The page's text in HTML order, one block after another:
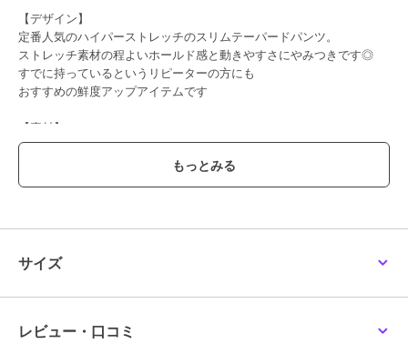
【デザイン】
定番人気のハイパーストレッチのスリムテーパードパンツ。
ストレッチ素材の程よいホールド感と動きやすさにやみつきです◎
すでに持っているというリピーターの方にも
おすすめの鮮度アップアイテムです
【素材】
・ストレッチが効いた伸縮性のある素材
・ご自宅の洗濯機で洗っていただけるので、ケアも楽ちん
にも愛用している方も多く
きれいめブラウスとの相性も抜群です。
【スタッフ着用コメント】
サイズ
レビュー・口コミ